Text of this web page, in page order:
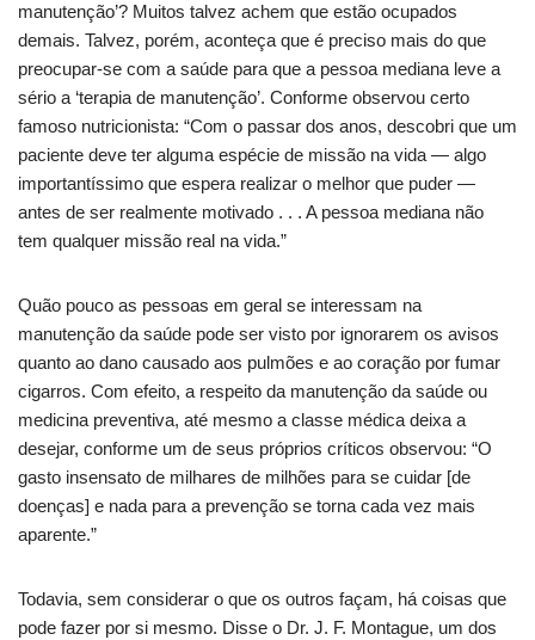
manutenção’? Muitos talvez achem que estão ocupados
demais. Talvez, porém, aconteça que é preciso mais do que
preocupar-se com a saúde para que a pessoa mediana leve a
sério a ‘terapia de manutenção’. Conforme observou certo
famoso nutricionista: “Com o passar dos anos, descobri que um
paciente deve ter alguma espécie de missão na vida — algo
importantíssimo que espera realizar o melhor que puder —
antes de ser realmente motivado . . . A pessoa mediana não
tem qualquer missão real na vida.”
Quão pouco as pessoas em geral se interessam na
manutenção da saúde pode ser visto por ignorarem os avisos
quanto ao dano causado aos pulmões e ao coração por fumar
cigarros. Com efeito, a respeito da manutenção da saúde ou
medicina preventiva, até mesmo a classe médica deixa a
desejar, conforme um de seus próprios críticos observou: “O
gasto insensato de milhares de milhões para se cuidar [de
doenças] e nada para a prevenção se torna cada vez mais
aparente.”
Todavia, sem considerar o que os outros façam, há coisas que
pode fazer por si mesmo. Disse o Dr. J. F. Montague, um dos